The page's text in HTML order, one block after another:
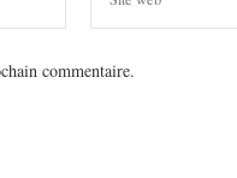
commentaire.